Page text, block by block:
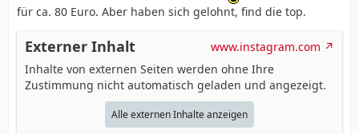
für ca. 80 Euro. Aber haben sich gelohnt, find die top.
Externer Inhalt
www.instagram.com
Inhalte von externen Seiten werden ohne Ihre
Zustimmung nicht automatisch geladen und angezeigt.
Alle externen Inhalte anzeigen